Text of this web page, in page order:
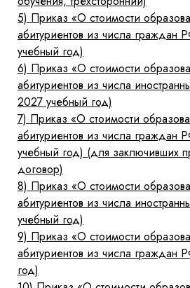
5) Приказ «О стоимости
абитуриентов из числа граждан
учебный год)
6) Приказ «О стоимости
абитуриентов из числа
2027 учебный год)
7) Приказ «О стоимости
абитуриентов из числа граждан
учебный год) (для заключивших
договор)
8) Приказ «О стоимости
абитуриентов из числа
учебный год)
9) Приказ «О стоимости
абитуриентов из числа граждан
год)